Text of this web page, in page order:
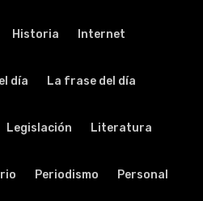
Historia Internet
día La frase del día
Legislación Literatura
Periodismo Personal